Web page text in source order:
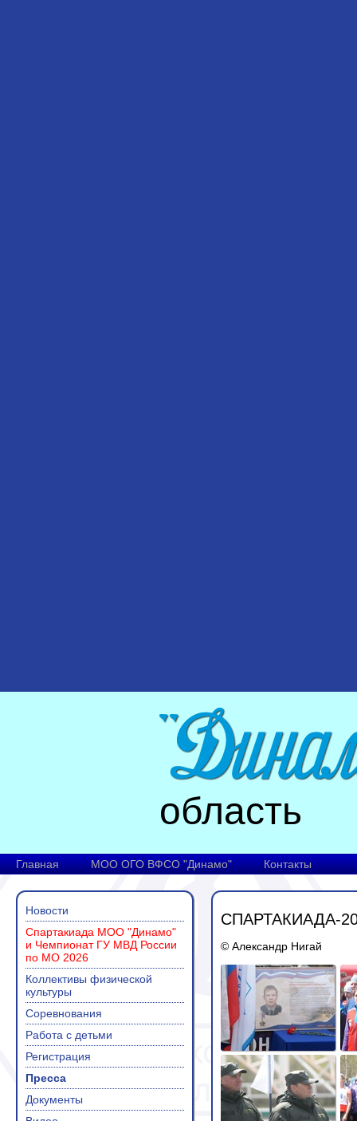
область
Главная МОО ОГО ВФСО "Динамо" Контакты
Новости
Спартакиада МОО "Динамо"
и Чемпионат ГУ МВД России
по МО 2026
Коллективы физической
культуры
Соревнования
Работа с детьми
Регистрация
Пресса
Документы
СПАРТАКИАДА-
© Александр Нигай